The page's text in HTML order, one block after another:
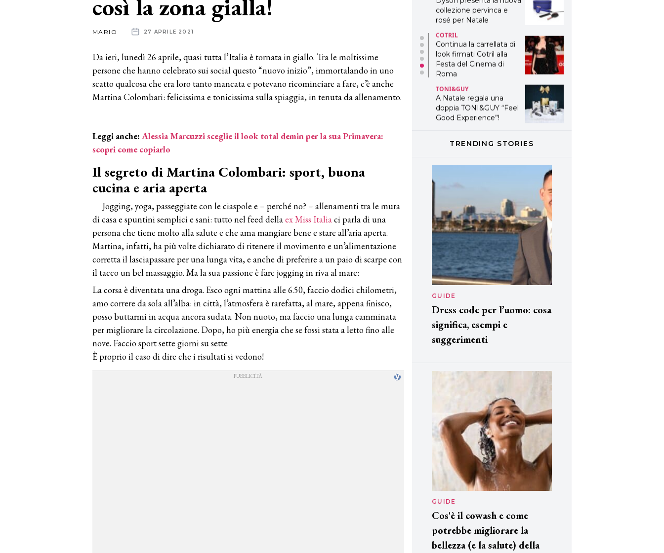
così la zona gialla!
MARIO 27 APRILE 2021
Da ieri, lunedì 26 aprile, quasi tutta l’Italia è tornata in giallo. Tra le moltissime
persone che hanno celebrato sui social questo “nuovo inizio”, immortalando in uno
scatto qualcosa che era loro tanto mancata e potevano ricominciare a fare, c’è anche
Martina Colombari: felicissima e tonicissima sulla spiaggia, in tenuta da allenamento.
Leggi anche: Alessia Marcuzzi sceglie il look total demin per la sua Primavera:
scopri come copiarlo
Il segreto di Martina Colombari: sport, buona
cucina e aria aperta
Jogging, yoga, passeggiate con le ciaspole e – perché no? – allenamenti tra le mura
di casa e spuntini semplici e sani: tutto nel feed dellaex Miss Italiaci parla di una
persona che tiene molto alla salute e che ama mangiare bene e stare all’aria aperta.
Martina, infatti, ha più volte dichiarato di ritenere il movimento e un’alimentazione
corretta il lasciapassare per una lunga vita, e anche di preferire a un paio di scarpe con
il tacco un bel massaggio. Ma la sua passione è fare jogging in riva al mare:
La corsa è diventata una droga. Esco ogni mattina alle 6.50, faccio dodici chilometri,
amo correre da sola all’alba: in città, l’atmosfera è rarefatta, al mare, appena finisco,
posso buttarmi in acqua ancora sudata. Non nuoto, ma faccio una lunga camminata
per migliorare la circolazione. Dopo, ho più energia che se fossi stata a letto fino alle
nove. Faccio sport sette giorni su sette
È proprio il caso di dire che i risultati si vedono!
collezione pervinca e
rosé per Natale
COTRIL
Continua la carrellata di
look firmati Cotril alla
Festa del Cinema di
Roma
TONI&GUY
A Natale regala una
doppia TONI&GUY “Feel
Good Experience”!
LABEL.M lancia la sua
DAVINES
cofanetti beauty preziosi
per un regalo adatto ad
ogni capello
TRENDING STORIES
GUIDE
Dress code per l’uomo: cosa
significa, esempi e
suggerimenti
GUIDE
Cos'è il cowash e come
potrebbe migliorare la
bellezza (e la salute) della